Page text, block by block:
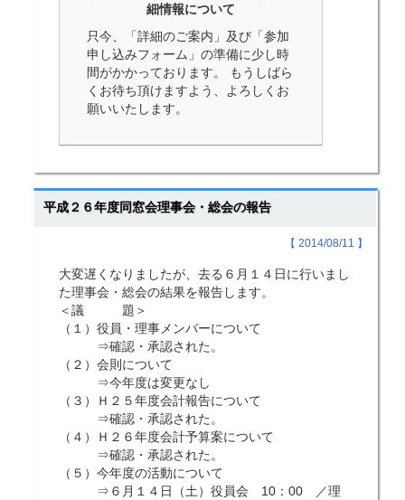
細情報について
只今、「詳細のご案内」及び「参加
申し込みフォーム」の準備に少し時
間がかかっております。 もうしばら
くお待ち頂けますよう、よろしくお
願いいたします。
平成２６年度同窓会理事会・総会の報告
【 2014/08/11 】
大変遅くなりましたが、去る６月１４日に行いまし
た理事会・総会の結果を報告します。
＜議 題＞
（１）役員・理事メンバーについて
⇒確認・承認された。
（２）会則について
⇒今年度は変更なし
（３）Ｈ２５年度会計報告について
⇒確認・承認された。
（４）Ｈ２６年度会計予算案について
⇒確認・承認された。
（５）今年度の活動について
⇒６月１４日（土）役員会 10：00 ／理